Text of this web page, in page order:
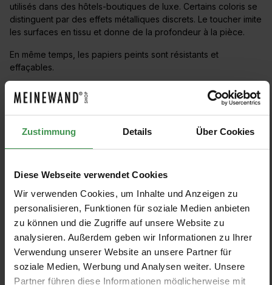
Zustimmung Details Über Cookies
Diese Webseite verwendet Cookies
Wir verwenden Cookies, um Inhalte und Anzeigen zu
personalisieren, Funktionen für soziale Medien anbieten
zu können und die Zugriffe auf unsere Website zu
analysieren. Außerdem geben wir Informationen zu Ihrer
Verwendung unserer Website an unsere Partner für
soziale Medien, Werbung und Analysen weiter. Unsere
Partner führen diese Informationen möglicherweise mit
utilisés dans des hôtels-boutiques de luxe. Certains coloris se
distinguent par des effets métalliques discrets. Le toucher imite
les surfaces en tissu et donne de la profondeur à la pièce.
En même temps, les papiers peints sont résistants et
effaçables.
Animals Fiep Westendorp
Golden Lines
Golden Metallics
Graphic Lines
Natural Chique
FILTRE
Afficher les modèles